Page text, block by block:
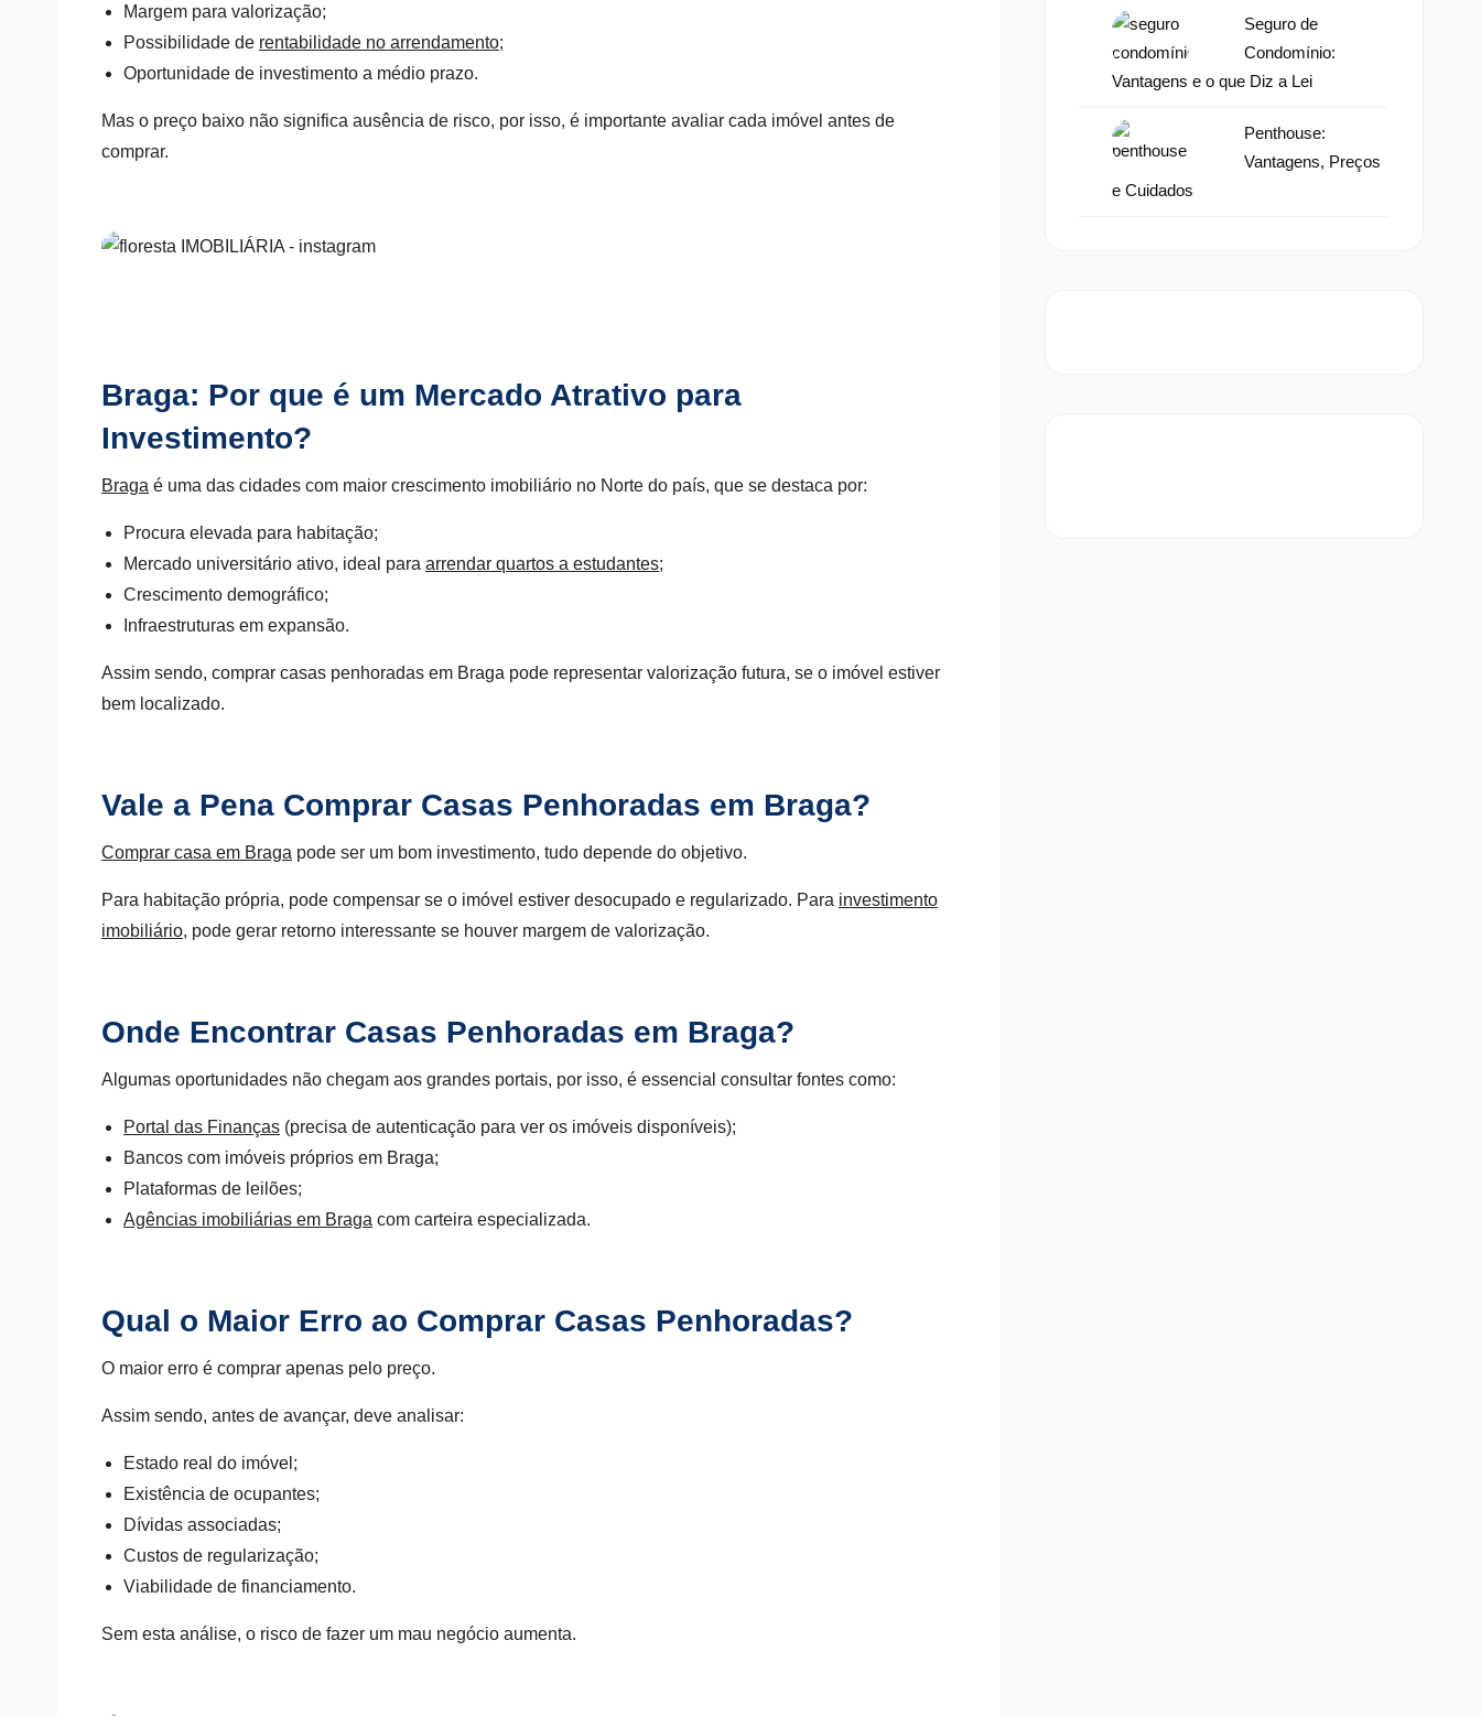
Margem para valorização;
Possibilidade de rentabilidade no arrendamento;
Oportunidade de investimento a médio prazo.
Mas o preço baixo não significa ausência de risco, por isso, é importante avaliar cada imóvel antes de
comprar.
Braga: Por que é um Mercado Atrativo para
Investimento?
Braga é uma das cidades com maior crescimento imobiliário no Norte do país, que se destaca por:
Procura elevada para habitação;
Mercado universitário ativo, ideal para arrendar quartos a estudantes;
Crescimento demográfico;
Infraestruturas em expansão.
Assim sendo, comprar casas penhoradas em Braga pode representar valorização futura, se o imóvel estiver
bem localizado.
Vale a Pena Comprar Casas Penhoradas em Braga?
Comprar casa em Braga pode ser um bom investimento, tudo depende do objetivo.
Para habitação própria, pode compensar se o imóvel estiver desocupado e regularizado. Para investimento
imobiliário, pode gerar retorno interessante se houver margem de valorização.
Onde Encontrar Casas Penhoradas em Braga?
Algumas oportunidades não chegam aos grandes portais, por isso, é essencial consultar fontes como:
Portal das Finanças (precisa de autenticação para ver os imóveis disponíveis);
Bancos com imóveis próprios em Braga;
Plataformas de leilões;
Agências imobiliárias em Braga com carteira especializada.
Qual o Maior Erro ao Comprar Casas Penhoradas?
O maior erro é comprar apenas pelo preço.
Assim sendo, antes de avançar, deve analisar:
Estado real do imóvel;
Existência de ocupantes;
Dívidas associadas;
Custos de regularização;
Viabilidade de financiamento.
Sem esta análise, o risco de fazer um mau negócio aumenta.
Seguro de
Condomínio:
Vantagens e o que Diz a Lei
Penthouse:
Vantagens, Preços
e Cuidados